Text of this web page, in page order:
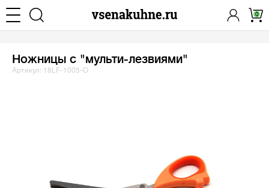
0
Ножницы с "мульти-лезвиями"
Артикул: 18LF-1005-O